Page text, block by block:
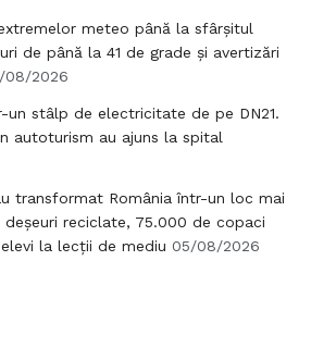
meteo până la sfârșitul
de până la 41 de grade și avertizări
08/2026
un stâlp de electricitate de pe DN21.
autoturism au ajuns la spital
transformat România într-un loc mai
deșeuri reciclate, 75.000 de copaci
la lecții de mediu 05/08/2026